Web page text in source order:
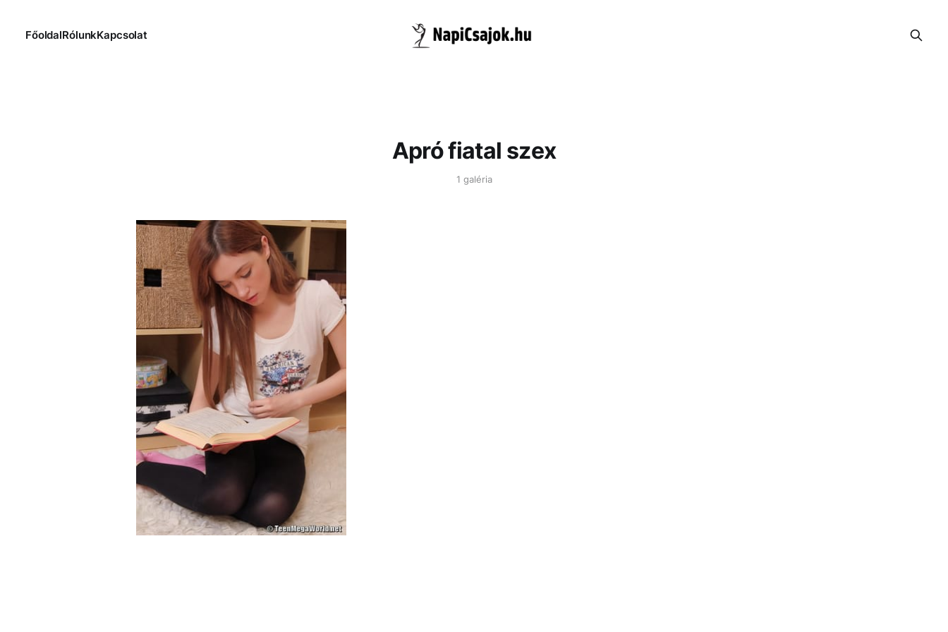
FőoldalRólunkKapcsolat
Apró fiatal szex
1 galéria